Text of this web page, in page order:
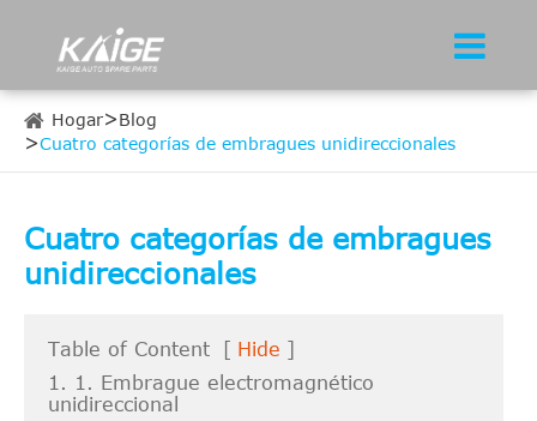
Hogar
Blog
Cuatro categorías de embragues unidireccionales
Cuatro categorías de embragues
unidireccionales
Table of Content [ Hide ]
1. 1. Embrague electromagnético
unidireccional